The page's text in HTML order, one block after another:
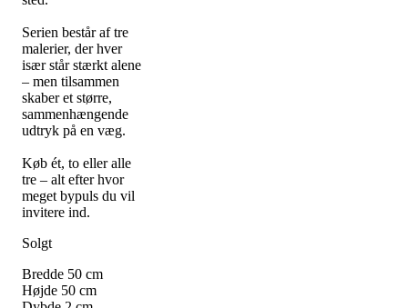
Serien består af tre
malerier, der hver
især står stærkt alene
– men tilsammen
skaber et større,
sammenhængende
udtryk på en væg.
Køb ét, to eller alle
tre – alt efter hvor
meget bypuls du vil
invitere ind.
Solgt
Bredde 50 cm
Højde 50 cm